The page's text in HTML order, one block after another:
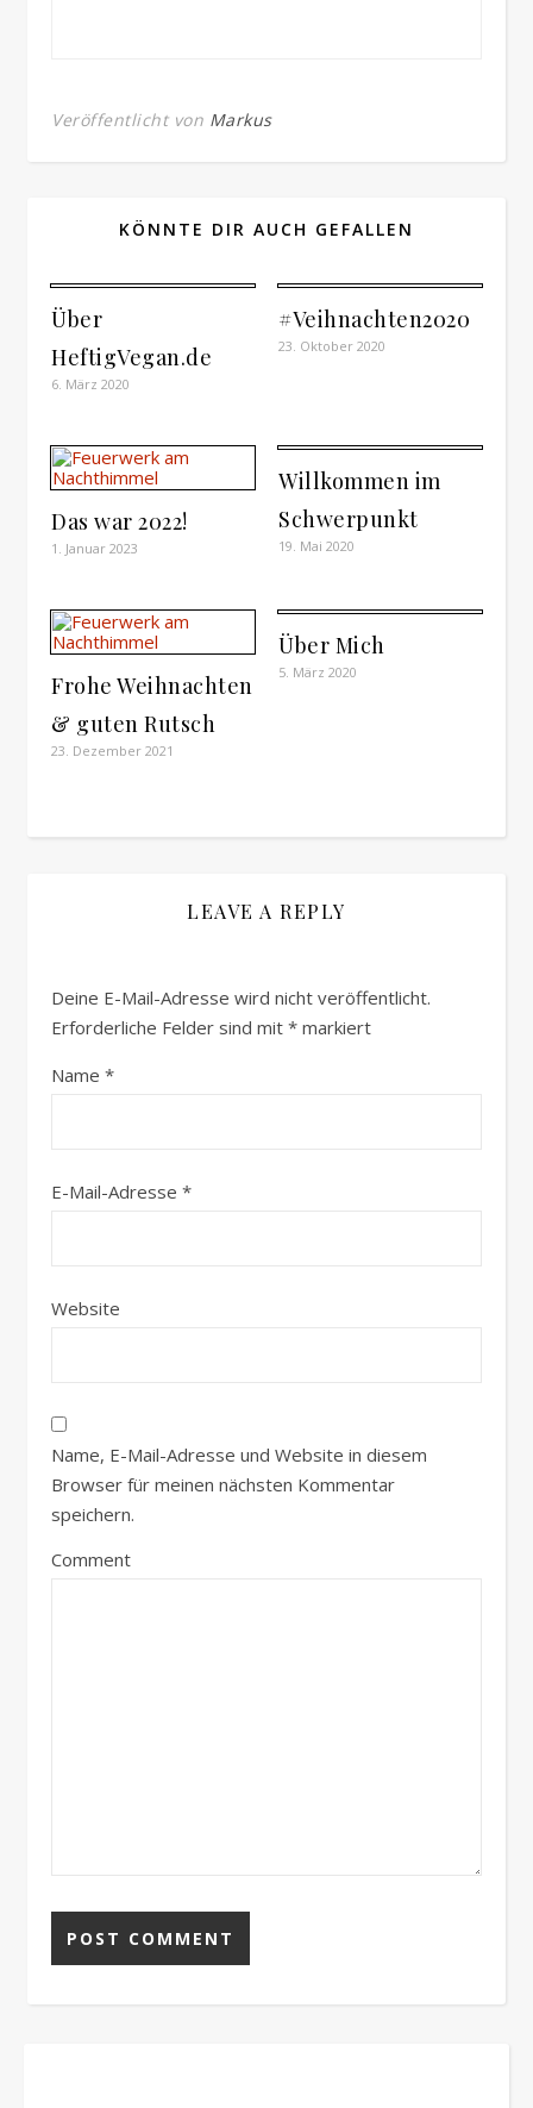
Veröffentlicht von Markus
KÖNNTE DIR AUCH GEFALLEN
Über
HeftigVegan.de
6. März 2020
#Veihnachten2020
23. Oktober 2020
Das war 2022!
1. Januar 2023
Willkommen im
Schwerpunkt
19. Mai 2020
Frohe Weihnachten
& guten Rutsch
23. Dezember 2021
Über Mich
5. März 2020
LEAVE A REPLY
Deine E-Mail-Adresse wird nicht veröffentlicht.
Erforderliche Felder sind mit * markiert
Name *
E-Mail-Adresse *
Website
Name, E-Mail-Adresse und Website in diesem
Browser für meinen nächsten Kommentar
speichern.
Comment